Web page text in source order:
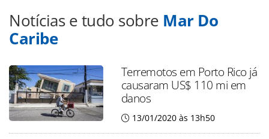
Notícias e tudo sobre Mar Do
Caribe
Terremotos em Porto Rico já
causaram US$ 110 mi em
danos
13/01/2020 às 13h50